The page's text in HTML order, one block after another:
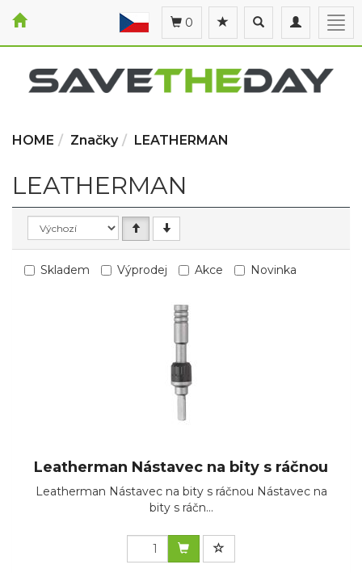
Toggle
navigation
Toggle
search
0
HOME Značky LEATHERMAN
LEATHERMAN
Skladem Výprodej Akce Novinka
Leatherman Nástavec na bity s ráčnou
Leatherman Nástavec na bity s ráčnou Nástavec na
bity s ráčn...